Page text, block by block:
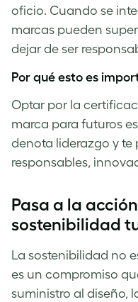
oficio. Cuando se
marcas pueden
dejar de ser
Por qué esto es
Optar por la
marca para futuros
denota liderazgo y te
responsables,
Pasa a la
sostenibilidad
La sostenibilidad no
es un compromiso
suministro al diseño,